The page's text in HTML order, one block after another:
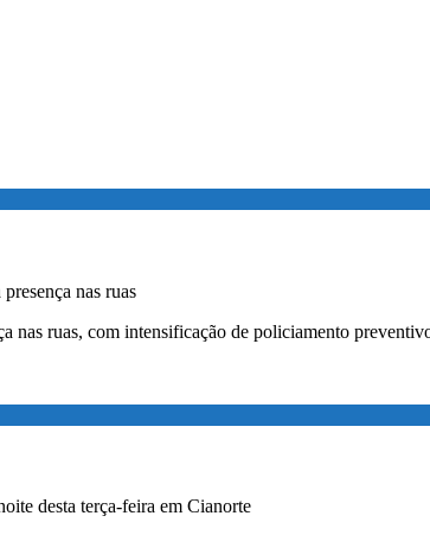
nas ruas
ruas, com intensificação de policiamento
desta terça-feira em Cianorte